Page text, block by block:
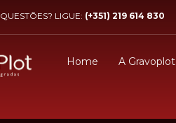
QUESTÕES? LIGUE: (+351) 219 614 830
Home A Gravoplot